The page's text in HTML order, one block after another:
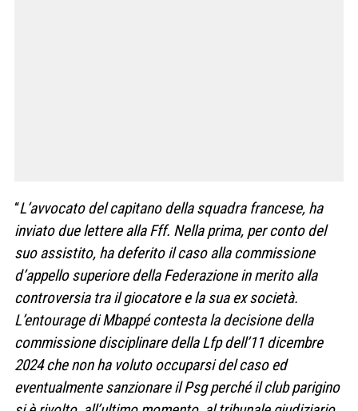
“L’avvocato del capitano della squadra francese, ha
inviato due lettere alla Fff. Nella prima, per conto del
suo assistito, ha deferito il caso alla commissione
d’appello superiore della Federazione in merito alla
controversia tra il giocatore e la sua ex società.
L’entourage di Mbappé contesta la decisione della
commissione disciplinare della Lfp dell’11 dicembre
2024 che non ha voluto occuparsi del caso ed
eventualmente sanzionare il Psg perché il club parigino